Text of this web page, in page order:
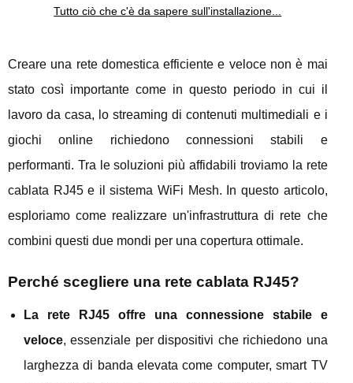
Tutto ciò che c'è da sapere sull'installazione...
Creare una rete domestica efficiente e veloce non è mai
stato così importante come in questo periodo in cui il
lavoro da casa, lo streaming di contenuti multimediali e i
giochi online richiedono connessioni stabili e
performanti. Tra le soluzioni più affidabili troviamo la rete
cablata RJ45 e il sistema WiFi Mesh. In questo articolo,
esploriamo come realizzare un'infrastruttura di rete che
combini questi due mondi per una copertura ottimale.
Perché scegliere una rete cablata RJ45?
La rete RJ45 offre una connessione stabile e
veloce, essenziale per dispositivi che richiedono una
larghezza di banda elevata come computer, smart TV